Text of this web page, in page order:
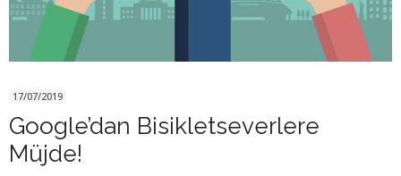
17/07/2019
Google’dan Bisikletseverlere
Müjde!